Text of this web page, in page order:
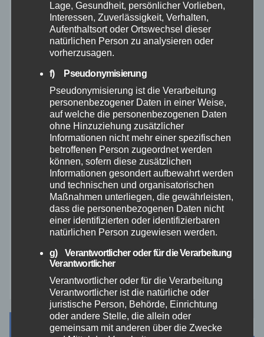
Neuwied
Polizei
Rhein-Lahn
Veranstaltungen
Archiv
Lage, Gesundheit, persönlicher Vorlieben,
Interessen, Zuverlässigkeit, Verhalten,
Aufenthaltsort oder Ortswechsel dieser
natürlichen Person zu analysieren oder
vorherzusagen.
f) Pseudonymisierung
Pseudonymisierung ist die Verarbeitung
personenbezogener Daten in einer Weise,
auf welche die personenbezogenen Daten
ohne Hinzuziehung zusätzlicher
Informationen nicht mehr einer spezifischen
betroffenen Person zugeordnet werden
können, sofern diese zusätzlichen
Informationen gesondert aufbewahrt werden
und technischen und organisatorischen
Maßnahmen unterliegen, die gewährleisten,
dass die personenbezogenen Daten nicht
einer identifizierten oder identifizierbaren
natürlichen Person zugewiesen werden.
g) Verantwortlicher oder für die Verarbeitung
Verantwortlicher
Verantwortlicher oder für die Verarbeitung
Verantwortlicher ist die natürliche oder
juristische Person, Behörde, Einrichtung
oder andere Stelle, die allein oder
gemeinsam mit anderen über die Zwecke